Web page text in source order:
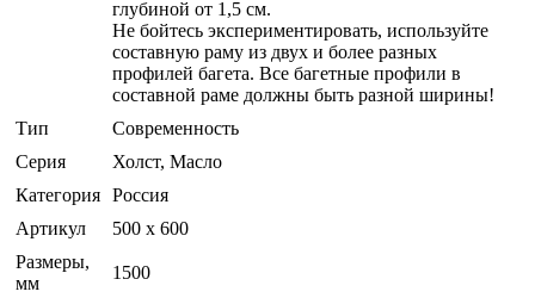
глубиной от 1,5 см.
Не бойтесь экспериментировать, используйте
составную раму из двух и более разных
профилей багета. Все багетные профили в
составной раме должны быть разной ширины!
Тип
Современность
Серия
Холст, Масло
Категория Россия
Артикул
500 х 600
Размеры,
мм
1500